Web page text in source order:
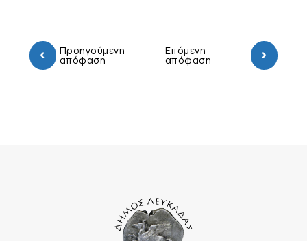
Προηγούμενη
απόφαση
Επόμενη
απόφαση